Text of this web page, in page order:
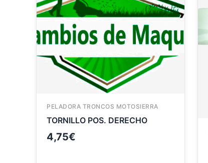
PELADORA TRONCOS MOTOSIERRA
TORNILLO POS. DERECHO
4,75€